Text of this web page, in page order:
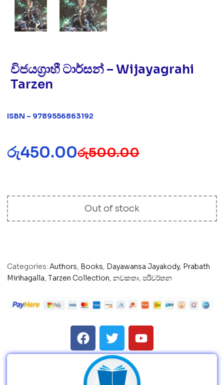
විජයග්‍රාහී ටාර්සන් – Wijayagrahi
Tarzen
ISBN – 9789556863192
රු500.00
රු450.00
Out of stock
Categories: Authors, Books, Dayawansa Jayakody, Prabath
Mirihagalla, Tarzen Collection, නවකතා, පරිවර්තන